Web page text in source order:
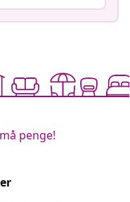
penge!